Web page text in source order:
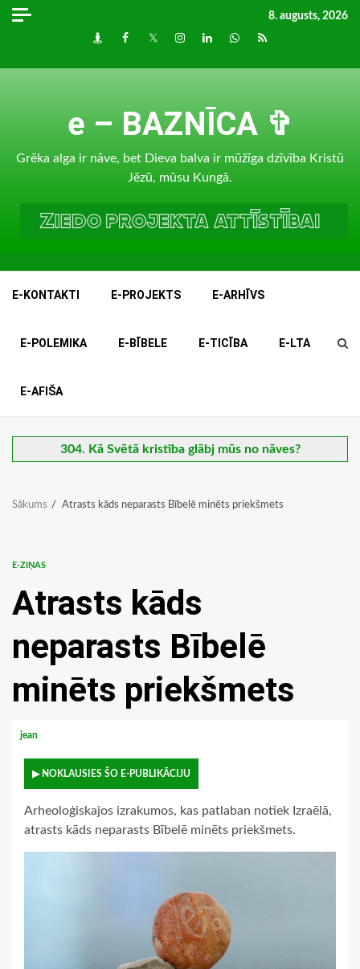
Skip
8. augusts, 2026
DraugiemFacebook
TwitterInstagram
LinkedInwhatsapp
RSS
e – BAZNĪCA ✞
Grēka alga ir nāve, bet Dieva balva ir mūžīga dzīvība Kristū
Jēzū, mūsu Kungā.
E-KONTAKTI E-PROJEKTS E-ARHĪVS
E-POLEMIKA E-BĪBELE E-TICĪBA E-LTA
E-AFIŠA
304. Kā Svētā kristība glābj mūs no nāves?
Sākums Atrasts kāds neparasts Bībelē minēts priekšmets
E-ZIŅAS
Atrasts kāds
neparasts Bībelē
minēts priekšmets
jean
▶ NOKLAUSIES ŠO E-PUBLIKĀCIJU
Arheoloģiskajos izrakumos, kas patlaban notiek Izraēlā,
atrasts kāds neparasts Bībelē minēts priekšmets.